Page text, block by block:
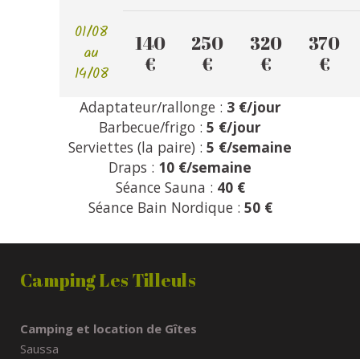
01/08
au
14/08
140
€
250
€
320
€
370
€
Adaptateur/rallonge : 3 €/jour
Barbecue/frigo : 5 €/jour
Serviettes (la paire) : 5 €/semaine
Draps : 10 €/semaine
Séance Sauna : 40 €
Séance Bain Nordique : 50 €
Camping Les Tilleuls
Camping et location de Gîtes
Saussa